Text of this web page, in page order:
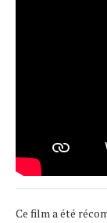
Ce film a été